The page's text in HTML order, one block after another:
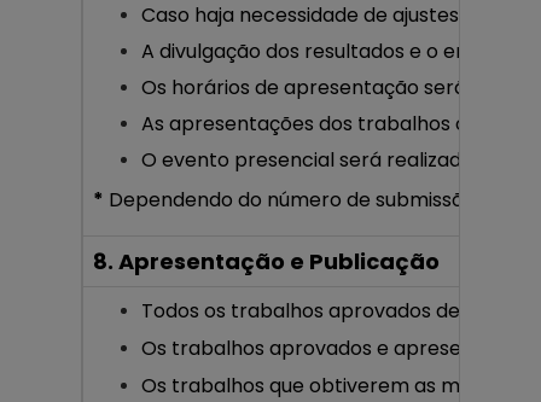
Caso haja necessidade de ajustes, os
A divulgação dos resultados e o envio
Os horários de apresentação serão
As apresentações dos trabalhos
O evento presencial será realizado em
* Dependendo do número de submissões, a
8. Apresentação e Publicação
Todos os trabalhos aprovados deverão
Os trabalhos aprovados e apresentados
Os trabalhos que obtiverem as maiores